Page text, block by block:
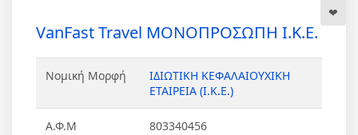
VanFast Travel ΜΟΝΟΠΡΟΣΩΠΗ Ι.Κ.Ε.
Νομική Μορφή
ΙΔΙΩΤΙΚΗ ΚΕΦΑΛΑΙΟΥΧΙΚΗ
ΕΤΑΙΡΕΙΑ (Ι.Κ.Ε.)
Α.Φ.Μ 803340456